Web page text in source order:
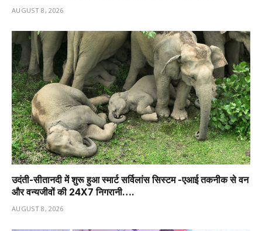
AUGUST 8, 2026
उदंती-सीतानदी में शुरू हुआ स्मार्ट सर्विलांस सिस्टम -एआई तकनीक से वन
और वन्यजीवों की 24X7 निगरानी….
AUGUST 8, 2026